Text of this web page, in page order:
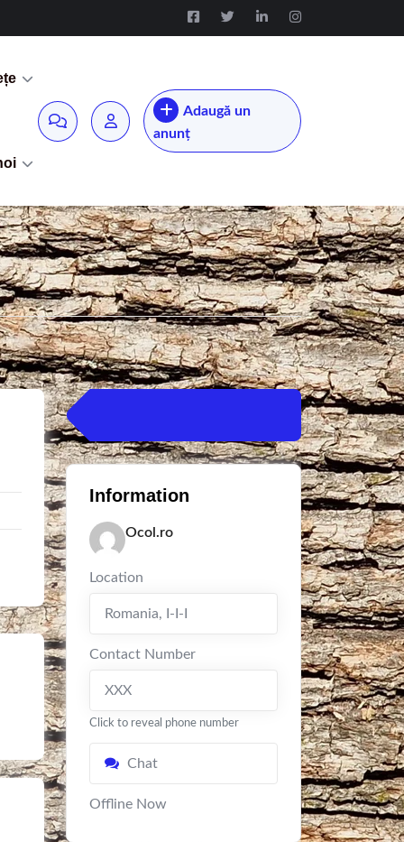
Adaugă un
anunț
Information
Ocol.ro
Location
Romania, I-I-I
Contact Number
XXX
Click to reveal phone number
Chat
Offline Now